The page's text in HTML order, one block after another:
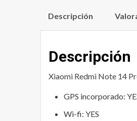
Descripción
Descripción
Xiaomi Redmi Note 14
GPS incorporado:
Wi-fi: YES